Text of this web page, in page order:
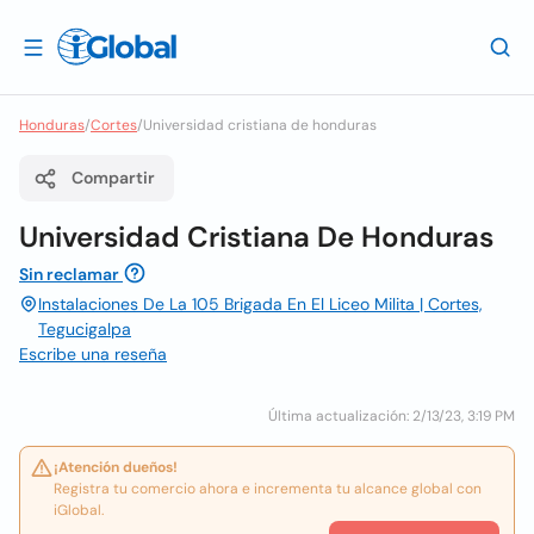
Honduras/Cortes/Universidad cristiana de honduras
Compartir
Universidad Cristiana De Honduras
Sin reclamar
Instalaciones De La 105 Brigada En El Liceo Milita | Cortes,
Tegucigalpa
Escribe una reseña
Última actualización: 2/13/23, 3:19 PM
¡Atención dueños!
Registra tu comercio ahora e incrementa tu alcance global con
iGlobal.